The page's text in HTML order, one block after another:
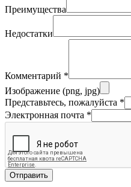
Преимущества
Недостатки
Комментарий *
Изображение (png, jpg)
Представьтесь, пожалуйста *
Электронная почта *
Отправить